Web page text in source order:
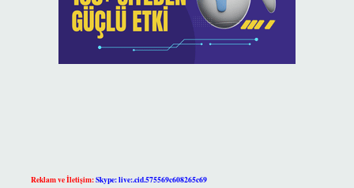
Reklam ve İletişim:Skype: live:.cid.575569c608265c69